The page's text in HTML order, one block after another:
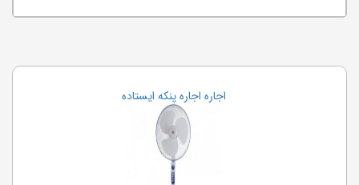
اجاره اجاره پنکه ایستاده